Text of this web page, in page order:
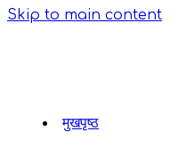
Skip to main content
मुखपृष्ठ